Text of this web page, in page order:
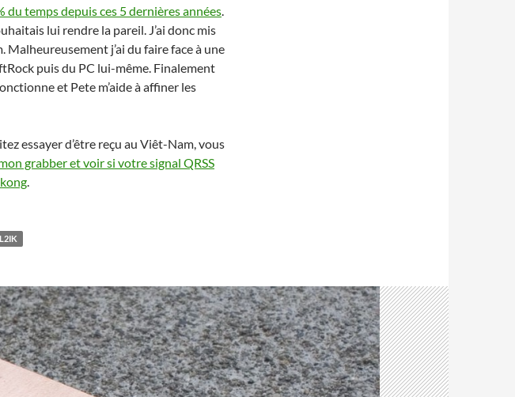
du temps depuis ces 5 dernières années.
lui rendre la pareil. J’ai donc mis
Malheureusement j’ai du faire face à une
puis du PC lui-même. Finalement
et Pete m’aide à affiner les
essayer d’être reçu au Viêt-Nam, vous
grabber et voir si votre signal QRSS
.